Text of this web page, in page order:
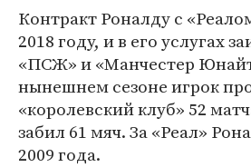
Контракт Роналду с
2018 году, и в его услугах
«ПСЖ» и «Манчестер
нынешнем сезоне игрок
«королевский клуб» 52
забил 61 мяч. За «Реал»
2009 года.